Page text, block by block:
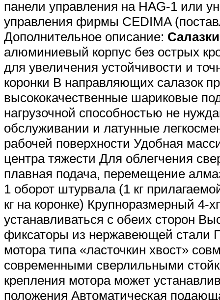
панели управления на HAG-1 или
управления фирмы CEDIMA
Дополнительное описание:
алюминиевый корпус без острых
для увеличения устойчивости и
коронки В направляющих салазок
высококачественные шариковые
нагрузочной способностью не
обслуживании и латунные
рабочей поверхности Удобная
центра тяжести Для облегчения
плавная подача, перемещение
1 оборот штурвала (1 кг
кг на коронке) Крупноразмерный 4-
устанавливаться с обеих сторон
фиксаторы из нержавеющей стали
мотора типа «ласточкин хвост»
современными сверлильными
крепления мотора может
положения Автоматическая